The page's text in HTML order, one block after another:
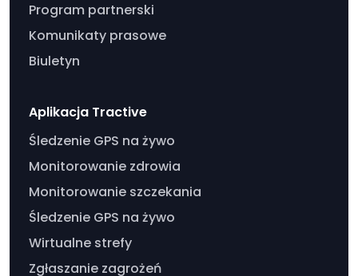
Program partnerski
Komunikaty prasowe
Biuletyn
Aplikacja Tractive
Śledzenie GPS na żywo
Monitorowanie zdrowia
Monitorowanie szczekania
Śledzenie GPS na żywo
Wirtualne strefy
Zgłaszanie zagrożeń